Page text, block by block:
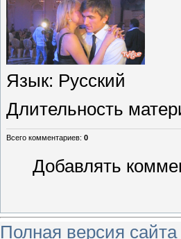
Язык: Русский
Длительность
Всего комментариев: 0
Добавлять
Полная версия сайта